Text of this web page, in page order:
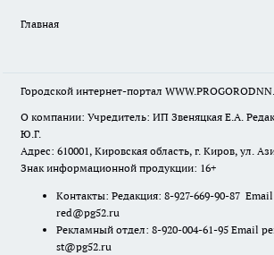
Главная
Городской интернет-портал
О компании: Учредитель: ИП Звеняцкая Е.А.
Ю.Г.
Адрес: 610001, Кировская область, г. Киров, ул.
Знак информационной продукции: 16+
Контакты: Редакция: 8-927-669-90-87
red@pg52.ru
Рекламный отдел: 8-920-004-61-95 Email
st@pg52.ru